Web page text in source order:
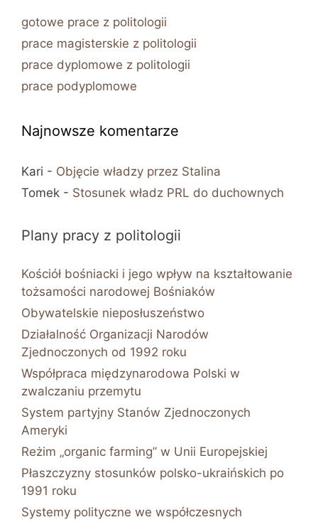
gotowe prace z politologii
prace magisterskie z politologii
prace dyplomowe z politologii
prace podyplomowe
Najnowsze komentarze
Kari - Objęcie władzy przez Stalina
Tomek - Stosunek władz PRL do duchownych
Plany pracy z politologii
Kościół bośniacki i jego wpływ na kształtowanie
tożsamości narodowej Bośniaków
Obywatelskie nieposłuszeństwo
Działalność Organizacji Narodów
Zjednoczonych od 1992 roku
Współpraca międzynarodowa Polski w
zwalczaniu przemytu
System partyjny Stanów Zjednoczonych
Ameryki
Reżim „organic farming” w Unii Europejskiej
Płaszczyzny stosunków polsko-ukraińskich po
1991 roku
Systemy polityczne we współczesnych